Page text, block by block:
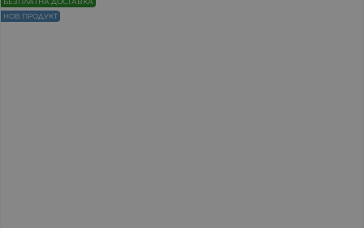
БЕЗПЛАТНА ДОСТАВКА
НОВ ПРОДУКТ